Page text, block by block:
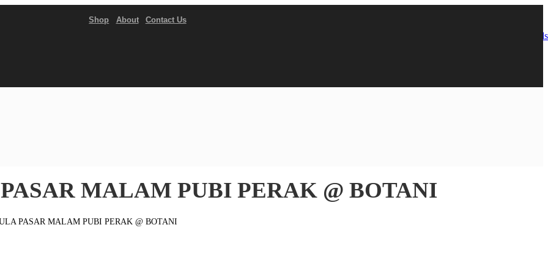
Shop About Contact Us
MALAM PUBI PERAK @ BOTANI
PASAR MALAM PUBI PERAK @ BOTANI